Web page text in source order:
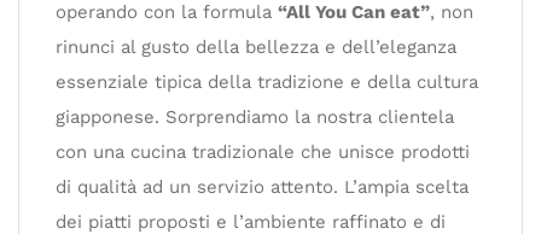
operando con la formula “All You Can eat”, non
rinunci al gusto della bellezza e dell’eleganza
essenziale tipica della tradizione e della cultura
giapponese. Sorprendiamo la nostra clientela
con una cucina tradizionale che unisce prodotti
di qualità ad un servizio attento. L’ampia scelta
dei piatti proposti e l’ambiente raffinato e di